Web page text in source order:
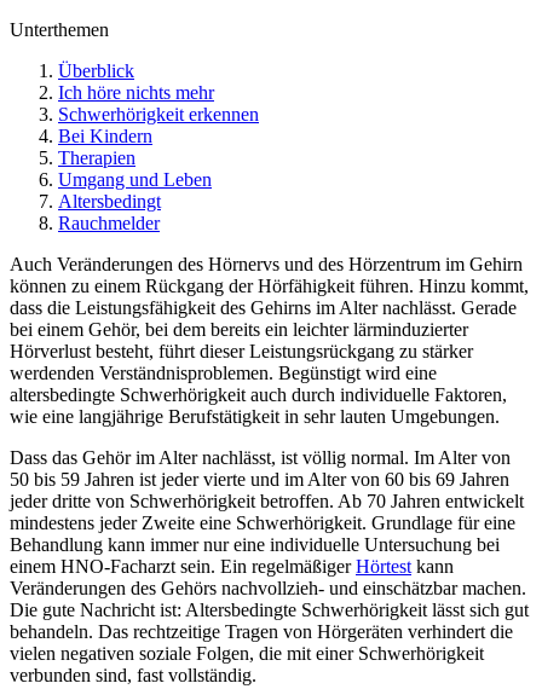
Unterthemen
Überblick
Ich höre nichts mehr
Schwerhörigkeit erkennen
Bei Kindern
Therapien
Umgang und Leben
Altersbedingt
Rauchmelder
Auch Veränderungen des Hörnervs und des Hörzentrum im Gehirn
können zu einem Rückgang der Hörfähigkeit führen. Hinzu kommt,
dass die Leistungsfähigkeit des Gehirns im Alter nachlässt. Gerade
bei einem Gehör, bei dem bereits ein leichter lärminduzierter
Hörverlust besteht, führt dieser Leistungsrückgang zu stärker
werdenden Verständnisproblemen. Begünstigt wird eine
altersbedingte Schwerhörigkeit auch durch individuelle Faktoren,
wie eine langjährige Berufstätigkeit in sehr lauten Umgebungen.
Dass das Gehör im Alter nachlässt, ist völlig normal. Im Alter von
50 bis 59 Jahren ist jeder vierte und im Alter von 60 bis 69 Jahren
jeder dritte von Schwerhörigkeit betroffen. Ab 70 Jahren entwickelt
mindestens jeder Zweite eine Schwerhörigkeit. Grundlage für eine
Behandlung kann immer nur eine individuelle Untersuchung bei
einem HNO-Facharzt sein. Ein regelmäßigerHörtest kann
Veränderungen des Gehörs nachvollzieh- und einschätzbar machen.
Die gute Nachricht ist: Altersbedingte Schwerhörigkeit lässt sich gut
behandeln. Das rechtzeitige Tragen von Hörgeräten verhindert die
vielen negativen soziale Folgen, die mit einer Schwerhörigkeit
verbunden sind, fast vollständig.